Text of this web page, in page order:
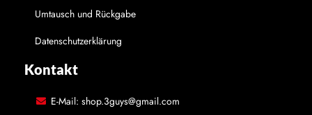
Umtausch und Rückgabe
Datenschutzerklärung
Kontakt
E-Mail: shop.3guys@gmail.com